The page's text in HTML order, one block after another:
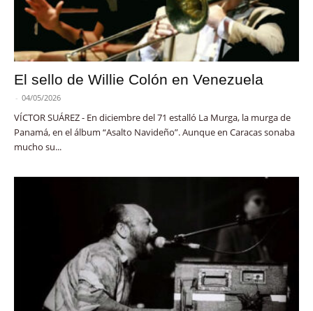
El sello de Willie Colón en Venezuela
- 04/05/2026
VÍCTOR SUÁREZ - En diciembre del 71 estalló La Murga, la murga de
Panamá, en el álbum “Asalto Navideño”. Aunque en Caracas sonaba
mucho su...